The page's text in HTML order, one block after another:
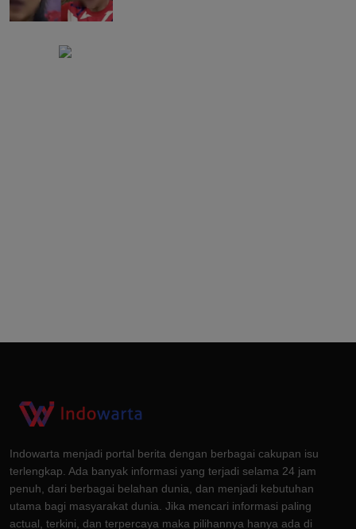
Indowarta menjadi portal berita dengan berbagai cakupan isu
terlengkap. Ada banyak informasi yang terjadi selama 24 jam
penuh, dari berbagai belahan dunia, dan menjadi kebutuhan
utama bagi masyarakat dunia. Jika mencari informasi paling
actual, terkini, dan terpercaya maka pilihannya hanya ada di